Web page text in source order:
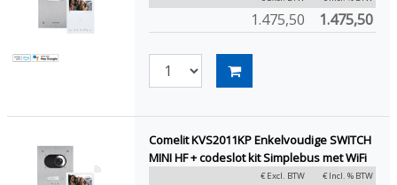
1.475,50 1.475,50
Comelit KVS2011KP Enkelvoudige SWITCH
MINI HF + codeslot kit Simplebus met WiFi
€ Excl. BTW € Incl. % BTW